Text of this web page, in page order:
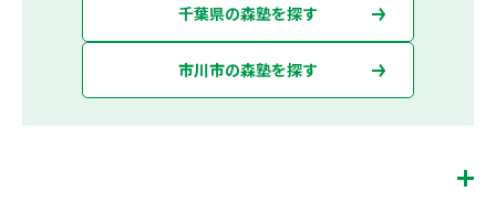
千葉県の森塾を探す
市川市の森塾を探す